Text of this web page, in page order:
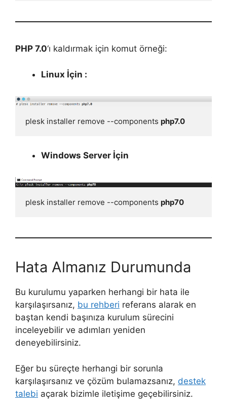
PHP 7.0‘ı kaldırmak için komut örneği:
Linux İçin :
plesk installer remove --components php7.0
Windows Server İçin
plesk installer remove --components php70
Hata Almanız Durumunda
Bu kurulumu yaparken herhangi bir hata ile
karşılaşırsanız, bu rehberi referans alarak en
baştan kendi başınıza kurulum sürecini
inceleyebilir ve adımları yeniden
deneyebilirsiniz.
Eğer bu süreçte herhangi bir sorunla
karşılaşırsanız ve çözüm bulamazsanız, destek
talebi açarak bizimle iletişime geçebilirsiniz.